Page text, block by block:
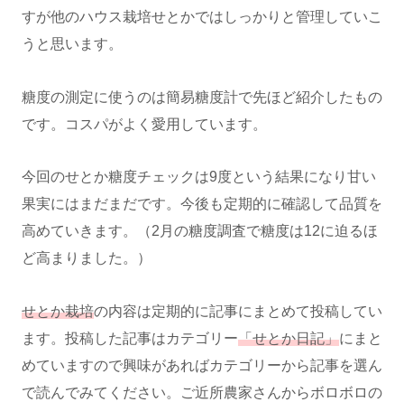
すが他のハウス栽培せとかではしっかりと管理していこ
うと思います。
糖度の測定に使うのは簡易糖度計で先ほど紹介したもの
です。コスパがよく愛用しています。
今回のせとか糖度チェックは9度という結果になり甘い
果実にはまだまだです。今後も定期的に確認して品質を
高めていきます。（2月の糖度調査で糖度は12に迫るほ
ど高まりました。）
せとか栽培の内容は定期的に記事にまとめて投稿してい
ます。投稿した記事はカテゴリー「せとか日記」にまと
めていますので興味があればカテゴリーから記事を選ん
で読んでみてください。ご近所農家さんからボロボロの